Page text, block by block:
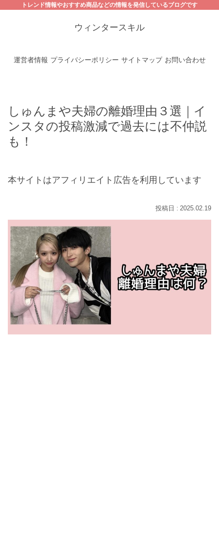
ウィンタースキル
トレンド情報やおすすめ商品などの情報を発信しているブログです
運営者情報 プライバシーポリシー サイトマップ お問い合わせ
しゅんまや夫婦の離婚理由３選｜イ
ンスタの投稿激減で過去には不仲説
も！
本サイトはアフィリエイト広告を利用しています
2025.02.19